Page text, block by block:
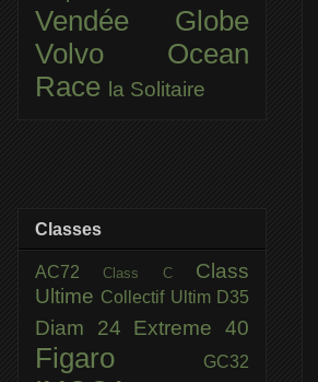
Vendée Globe
Volvo Ocean
Race la Solitaire
Classes
AC72Class C Class
Ultime Collectif Ultim D35
Diam 24 Extreme 40
Figaro GC32